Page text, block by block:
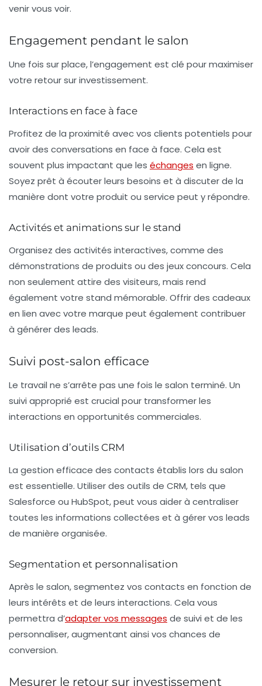
venir vous voir.
Engagement pendant le salon
Une fois sur place, l’engagement est clé pour maximiser
votre retour sur investissement.
Interactions en face à face
Profitez de la proximité avec vos clients potentiels pour
avoir des conversations en face à face. Cela est
souvent plus impactant que les échanges en ligne.
Soyez prêt à écouter leurs besoins et à discuter de la
manière dont votre produit ou service peut y répondre.
Activités et animations sur le stand
Organisez des activités interactives, comme des
démonstrations de produits ou des jeux concours. Cela
non seulement attire des visiteurs, mais rend
également votre stand mémorable. Offrir des cadeaux
en lien avec votre marque peut également contribuer
à générer des leads.
Suivi post-salon efficace
Le travail ne s’arrête pas une fois le salon terminé. Un
suivi approprié est crucial pour transformer les
interactions en opportunités commerciales.
Utilisation d’outils CRM
La gestion efficace des contacts établis lors du salon
est essentielle. Utiliser des outils de CRM, tels que
Salesforce ou HubSpot, peut vous aider à centraliser
toutes les informations collectées et à gérer vos leads
de manière organisée.
Segmentation et personnalisation
Après le salon, segmentez vos contacts en fonction de
leurs intérêts et de leurs interactions. Cela vous
permettra d’adapter vos messages de suivi et de les
personnaliser, augmentant ainsi vos chances de
conversion.
Mesurer le retour sur investissement